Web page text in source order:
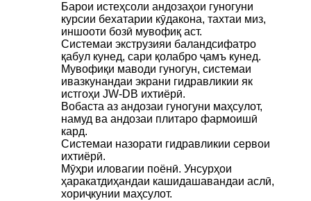
Барои истеҳсоли андозаҳои гуногуни
курсии бехатарии кӯдакона, тахтаи миз,
иншооти бозӣ мувофиқ аст.
Системаи экструзияи баландсифатро
қабул кунед, сари қолабро ҷамъ кунед.
Мувофиқи маводи гуногун, системаи
ивазкунандаи экрани гидравликии як
истгоҳи JW-DB ихтиёрӣ.
Вобаста аз андозаи гуногуни маҳсулот,
намуд ва андозаи плитаро фармоишӣ
кард.
Системаи назорати гидравликии сервои
ихтиёрӣ.
Мӯҳри иловагии поёнӣ. Унсурҳои
ҳаракатдиҳандаи кашидашавандаи аслӣ,
хориҷкунии маҳсулот.